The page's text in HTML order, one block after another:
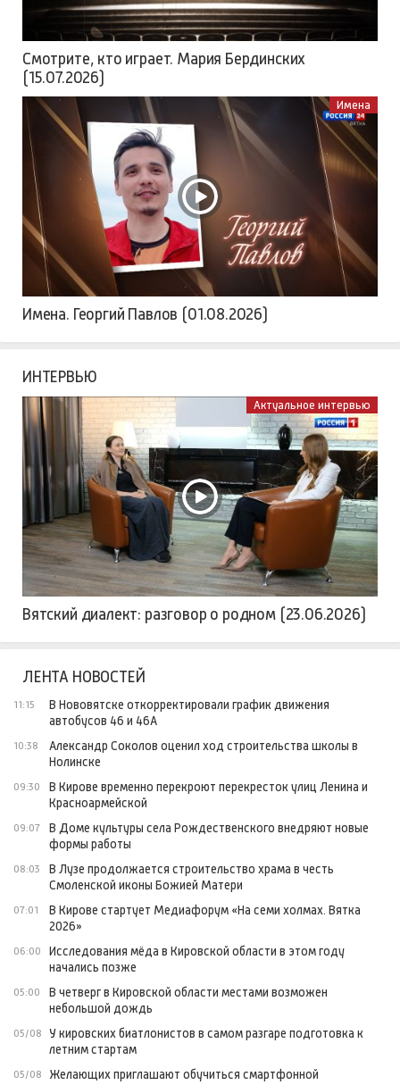
Смотрите, кто играет. Мария Бердинских
(15.07.2026)
Имена
Имена. Георгий Павлов (01.08.2026)
ИНТЕРВЬЮ
Актуальное интервью
Вятский диалект: разговор о родном (23.06.2026)
ЛЕНТА НОВОСТЕЙ
11:15
В Нововятске откорректировали график движения
автобусов 46 и 46А
10:38
Александр Соколов оценил ход строительства школы в
Нолинске
09:30
В Кирове временно перекроют перекресток улиц Ленина и
Красноармейской
09:07
В Доме культуры села Рождественского внедряют новые
формы работы
08:03
В Лузе продолжается строительство храма в честь
Смоленской иконы Божией Матери
07:01
В Кирове стартует Медиафорум «На семи холмах. Вятка
2026»
06:00
Исследования мёда в Кировской области в этом году
начались позже
05:00
В четверг в Кировской области местами возможен
небольшой дождь
05/08
У кировских биатлонистов в самом разгаре подготовка к
летним стартам
05/08
Желающих приглашают обучиться смартфонной